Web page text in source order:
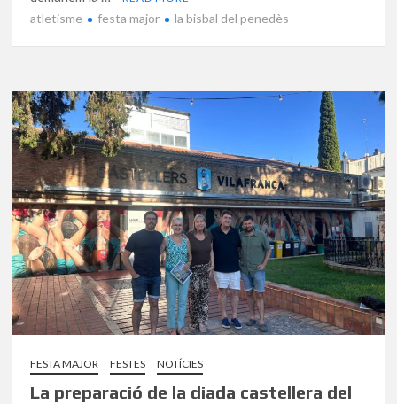
atletisme festa major la bisbal del penedès
FESTA MAJOR FESTES NOTÍCIES
La preparació de la diada castellera del